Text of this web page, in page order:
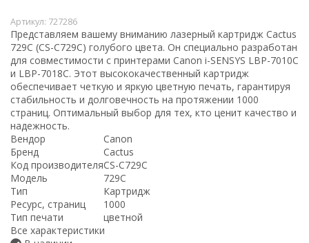
Артикул: 727286
Представляем вашему вниманию лазерный картридж Cactus
729C (CS-C729C) голубого цвета. Он специально разработан
для совместимости с принтерами Canon i-SENSYS LBP-7010C
и LBP-7018C. Этот высококачественный картридж
обеспечивает четкую и яркую цветную печать, гарантируя
стабильность и долговечность на протяжении 1000
страниц. Оптимальный выбор для тех, кто ценит качество и
надежность.
Вендор
Canon
Бренд
Cactus
Код производителяCS-C729C
Модель
729C
Тип
Картридж
Ресурс, страниц
1000
Тип печати
цветной
Все характеристики